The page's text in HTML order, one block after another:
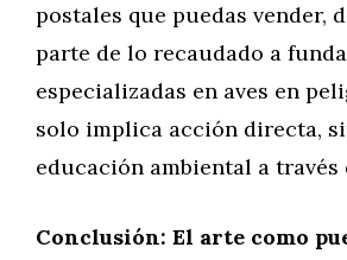
postales que puedas vender,
parte de lo recaudado a
especializadas en aves en
solo implica acción directa,
educación ambiental a través
Conclusión: El arte como